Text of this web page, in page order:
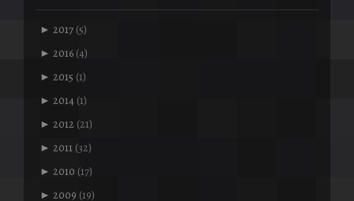
► 2017 (5)
► 2016 (4)
► 2015 (1)
► 2014 (1)
► 2012 (21)
► 2011 (32)
► 2010 (17)
► 2009 (19)